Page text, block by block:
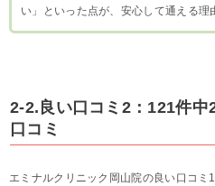
い」といった点が、安心して通える理
2-2.良い口コミ2：121件中
口コミ
エミナルクリニック岡山院の良い口コ